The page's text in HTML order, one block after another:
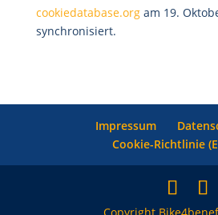
cookiedatabase.orgam 19.
synchronisiert.
Impressum
Cookie-Richtlinie